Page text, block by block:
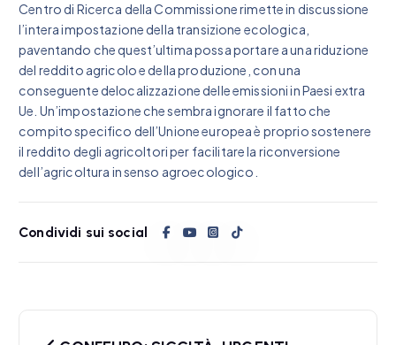
Centro di Ricerca della Commissione rimette in discussione
l’intera impostazione della transizione ecologica,
paventando che quest’ultima possa portare a una riduzione
del reddito agricolo e della produzione, con una
conseguente delocalizzazione delle emissioni in Paesi extra
Ue. Un’impostazione che sembra ignorare il fatto che
compito specifico dell’Unione europea è proprio sostenere
il reddito degli agricoltori per facilitare la riconversione
dell’agricoltura in senso agroecologico.
Condividi sui social